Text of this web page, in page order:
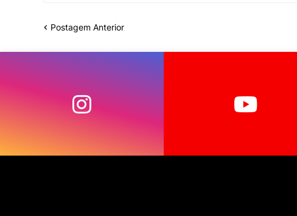
Postagem Anterior